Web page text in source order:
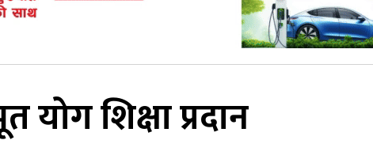
शिक्षा प्रदान